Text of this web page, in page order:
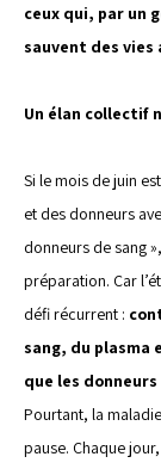
ceux qui, par un
sauvent des
Un élan collectif
Si le mois de juin
et des donneurs
donneurs de sang
préparation. Car
défi récurrent :
sang, du
que les
Pourtant, la
pause. Chaque